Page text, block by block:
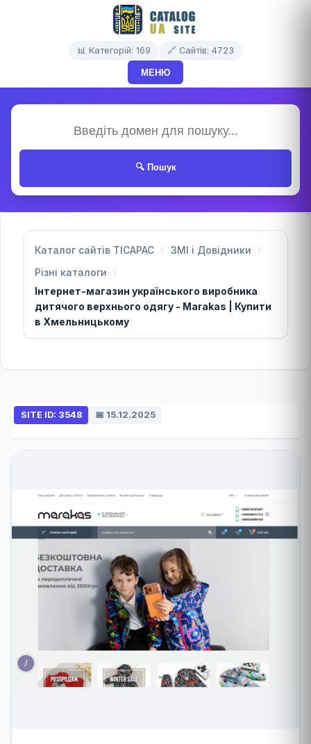
📊 Категорій: 169 🔗 Сайтів: 4723
МЕНЮ
🔍 Пошук
Каталог сайтів TICAPAC
ЗМІ і Довідники
Різні каталоги
Інтернет-магазин українського виробника
дитячого верхнього одягу - Marakas | Купити
в Хмельницькому
SITE ID: 3548 📅 15.12.2025